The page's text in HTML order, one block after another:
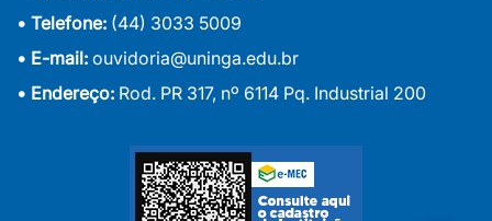
• Telefone: (44) 3033 5009
• E-mail: ouvidoria@uninga.edu.br
• Endereço: Rod. PR 317, nº 6114 Pq. Industrial 200